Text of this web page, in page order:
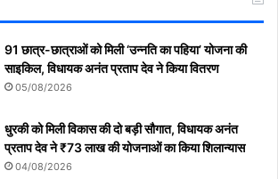
91 छात्र-छात्राओं को मिली ‘उन्नति का पहिया’ योजना की
साइकिल, विधायक अनंत प्रताप देव ने किया वितरण
05/08/2026
धुरकी को मिली विकास की दो बड़ी सौगात, विधायक अनंत
प्रताप देव ने ₹73 लाख की योजनाओं का किया शिलान्यास
04/08/2026